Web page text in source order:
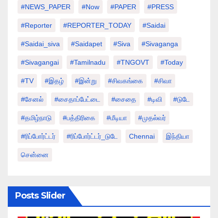
#NEWS_PAPER #Now #PAPER #PRESS
#Reporter #REPORTER_TODAY #saidai
#saidai_siva #saidapet #Siva #Sivaganga
#sivagangai #tamilnadu #TNGOVT #today
#TV #இதழ் #இன்று #சிவகங்கை #சிவா
#சேனல் #சைதாப்பேட்டை #சைதை #டிவி #டுடே
#தமிழ்நாடு #பத்திரிகை #மீடியா #முதல்வர்
#ரிப்போர்ட்டர் #ரிப்போர்ட்டர்_டுடே Chennai இந்தியா
சென்னை
Posts Slider